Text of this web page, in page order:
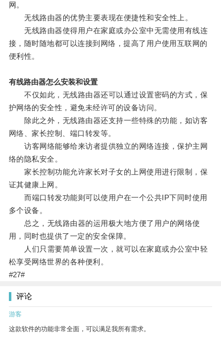
网。
无线路由器的优势主要表现在便捷性和安全性上。
无线路由器使得用户在家庭或办公室中无需使用有线连
接，随时随地都可以连接到网络，提高了用户使用互联网的
便利性。
有线路由器怎么安装和设置
不仅如此，无线路由器还可以通过设置密码的方式，保
护网络的安全性，避免未经许可的设备访问。
除此之外，无线路由器还支持一些特殊的功能，如访客
网络、家长控制、端口转发等。
访客网络能够给来访者提供独立的网络连接，保护主网
络的隐私安全。
家长控制功能允许家长对子女的上网使用进行限制，保
证其健康上网。
而端口转发功能则可以使用户在一个公共IP下同时使用
多个设备。
总之，无线路由器的运用极大地方便了用户的网络使
用，同时也提供了一定的安全保障。
人们只需要简单设置一次，就可以在家庭或办公室中轻
松享受网络世界的各种便利。
#27#
评论
游客
这款软件的功能非常全面，可以满足我所有需求。